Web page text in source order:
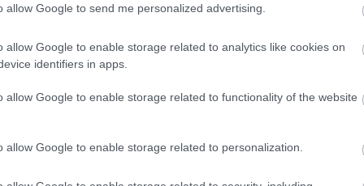
allow Google to send me personalized advertising.
allow Google to enable storage related to analytics like cookies on
identifiers in apps.
allow Google to enable storage related to functionality of the website
allow Google to enable storage related to personalization.
με το Δήμο Πατρέων συνάπτει κάθε χρόνο ετήσιες
μετρήσεων στο ΧΥΤΑ Πατρών. Οι συμβάσεις αυτές
όρους της Απόφασης Έγκρισης Περιβαλλοντικών
Περιβαλλοντικών Επιπτώσεων. Από το 2020 και
σύμβαση με το Πανεπιστήμιο Πατρών περιλαμβάνει τις